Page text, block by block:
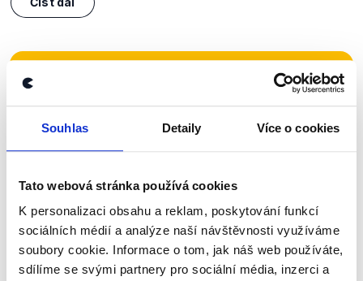
Souhlas Detaily Více o cookies
Tato webová stránka používá cookies
K personalizaci obsahu a reklam, poskytování funkcí
sociálních médií a analýze naší návštěvnosti využíváme
soubory cookie. Informace o tom, jak náš web používáte,
sdílíme se svými partnery pro sociální média, inzerci a
Zůstaňme v kontaktu
shrnutí nejzajímavějších článků a analýz.
Začněte nás odebírat, a mějte tak
přehled o tom, jaké dezinformace a
nepravdy se zrovna v Česku šíří.